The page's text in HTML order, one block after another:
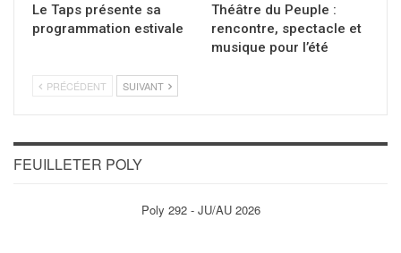
Le Taps présente sa
programmation estivale
Théâtre du Peuple :
rencontre, spectacle et
musique pour l’été
PRÉCÉDENT SUIVANT
FEUILLETER POLY
Poly 292 - JU/AU 2026